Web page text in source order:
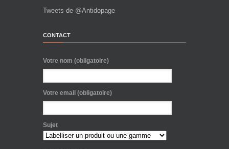
Tweets de @Antidopage
CONTACT
Votre nom (obligatoire)
Votre email (obligatoire)
Sujet